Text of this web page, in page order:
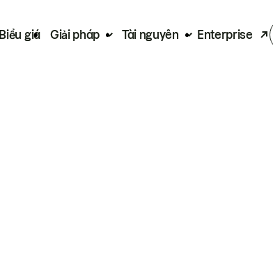
Biểu giá Giải pháp Tài nguyên Enterprise